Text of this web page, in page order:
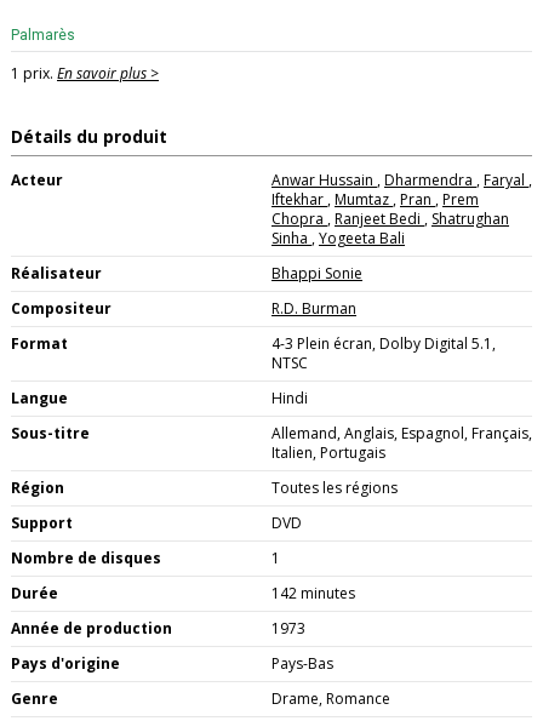
Palmarès
1 prix. En savoir plus >
Détails du produit
Acteur Anwar Hussain ,Dharmendra ,Faryal ,
Iftekhar ,Mumtaz ,Pran ,Prem
Chopra ,Ranjeet Bedi , Shatrughan
Sinha ,Yogeeta Bali
Réalisateur
Bhappi Sonie
Compositeur
R.D. Burman
Format
4-3 Plein écran, Dolby Digital 5.1,
NTSC
Langue
Hindi
Sous-titre
Allemand, Anglais, Espagnol, Français,
Italien, Portugais
Région
Toutes les régions
Support
DVD
Nombre de disques
1
Durée
142 minutes
Année de production
1973
Pays d'origine
Pays-Bas
Genre
Drame, Romance